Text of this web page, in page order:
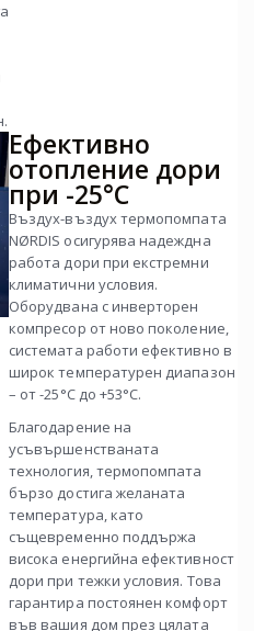
Ефективно
отопление дори
при -25°C
Въздух-въздух термопомпата
NØRDIS осигурява надеждна
работа дори при екстремни
климатични условия.
Оборудвана с инверторен
компресор от ново поколение,
системата работи ефективно в
широк температурен диапазон
– от -25°C до +53°C.
Благодарение на
усъвършенстваната
технология, термопомпата
бързо достига желаната
температура, като
същевременно поддържа
висока енергийна ефективност
дори при тежки условия. Това
гарантира постоянен комфорт
във вашия дом през цялата